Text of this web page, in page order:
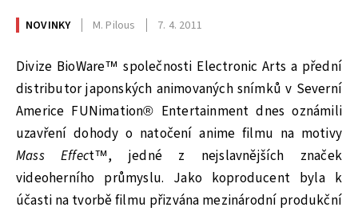
NOVINKY M. Pilous 7. 4. 2011
Divize BioWare™ společnosti Electronic Arts a přední
distributor japonských animovaných snímků v Severní
Americe FUNimation® Entertainment dnes oznámili
uzavření dohody o natočení anime filmu na motivy
Mass Effect™, jedné z nejslavnějších značek
videoherního průmyslu. Jako koproducent byla k
účasti na tvorbě filmu přizvána mezinárodní produkční